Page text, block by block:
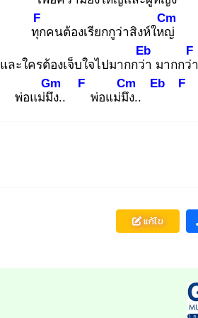
ทุก
F
คนต้องเรียกกูว่าสิงห์ใหญ่
Cm
และใครต้องเจ็บใจไปมากกว่า
Eb
มากกว่า
F
พ่อแม่มึง
Gm
..
F
พ่อแม่มึง
Cm
..
Eb F
แก้ไข